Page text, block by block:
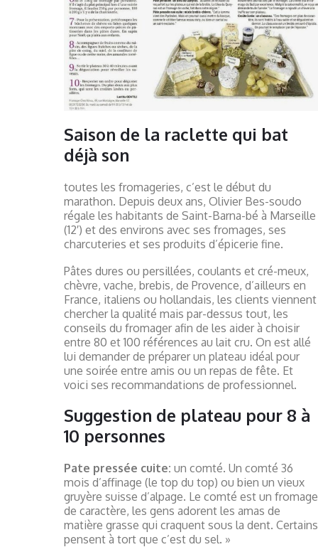
Saison de la raclette qui bat
déjà son
toutes les fromageries, c’est le début du
marathon. Depuis deux ans, Olivier Bes-soudo
régale les habitants de Saint-Barna-bé à Marseille
(12′) et des environs avec ses fromages, ses
charcuteries et ses produits d’épicerie fine.
Pâtes dures ou persillées, coulants et cré-meux,
chèvre, vache, brebis, de Provence, d’ailleurs en
France, italiens ou hollandais, les clients viennent
chercher la qualité mais par-dessus tout, les
conseils du fromager afin de les aider à choisir
entre 80 et 100 références au lait cru. On est allé
lui demander de préparer un plateau idéal pour
une soirée entre amis ou un repas de fête. Et
voici ses recommandations de professionnel.
Suggestion de plateau pour 8 à
10 personnes
Pate pressée cuite: un comté. Un comté 36
mois d’affinage (le top du top) ou bien un vieux
gruyère suisse d’alpage. Le comté est un fromage
de caractère, les gens adorent les amas de
matière grasse qui craquent sous la dent. Certains
pensent à tort que c’est du sel. »